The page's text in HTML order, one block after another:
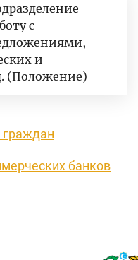
с
и
(Положение)
граждан
банков